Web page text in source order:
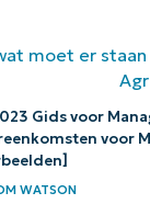
Gids voor
voor
WATSON